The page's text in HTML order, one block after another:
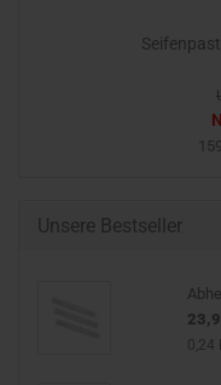
Unsere Bestseller
0,24